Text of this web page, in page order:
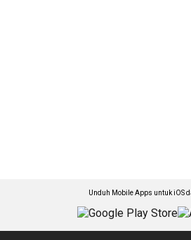
Unduh Mobile Apps untuk iOS